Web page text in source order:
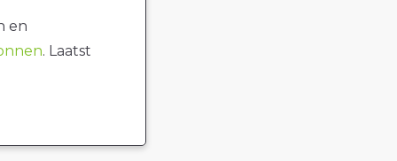
en
. Laatst